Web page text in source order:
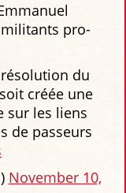
pro-
du
créée une
sur les liens
de passeurs
November 10,